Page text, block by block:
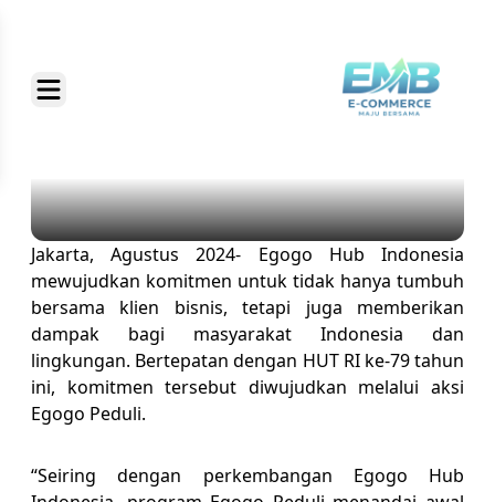
Jakarta, Agustus 2024- Egogo Hub Indonesia
mewujudkan komitmen untuk tidak hanya tumbuh
bersama klien bisnis, tetapi juga memberikan
dampak bagi masyarakat Indonesia dan
lingkungan. Bertepatan dengan HUT RI ke-79 tahun
ini, komitmen tersebut diwujudkan melalui aksi
Egogo Peduli.
“Seiring dengan perkembangan Egogo Hub